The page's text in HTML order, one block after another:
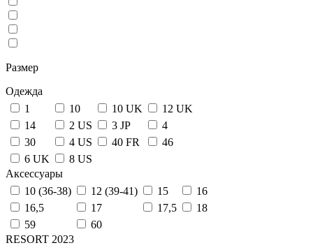
Размер
Одежда
1
10 10 UK
12 UK
14
2 US 3 JP
4
30
4 US 40 FR
46
6 UK
8 US
Аксессуары
10 (36-38)
12 (39-41) 15
16
16,5
17 17,5
18
59
60
RESORT 2023